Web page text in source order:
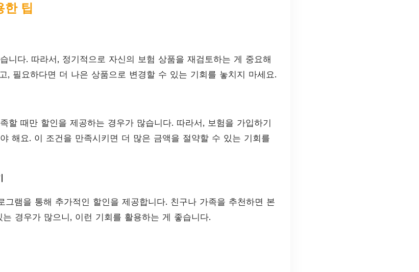
한 팁
니다. 따라서, 정기적으로 자신의 보험 상품을 재검토하는 게 중요해
, 필요하다면 더 나은 상품으로 변경할 수 있는 기회를 놓치지 마세요.
할 때만 할인을 제공하는 경우가 많습니다. 따라서, 보험을 가입하기
해요. 이 조건을 만족시키면 더 많은 금액을 절약할 수 있는 기회를
그램을 통해 추가적인 할인을 제공합니다. 친구나 가족을 추천하면 본
경우가 많으니, 이런 기회를 활용하는 게 좋습니다.